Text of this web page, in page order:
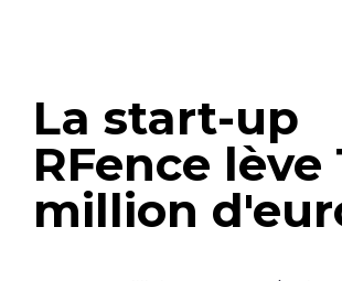
La start-up
RFence lève
million